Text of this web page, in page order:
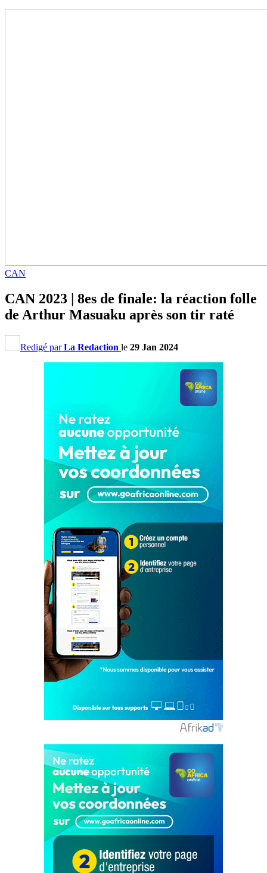
CAN
CAN 2023 | 8es de finale: la réaction folle
de Arthur Masuaku après son tir raté
Redigé parLa Redaction le 29 Jan 2024